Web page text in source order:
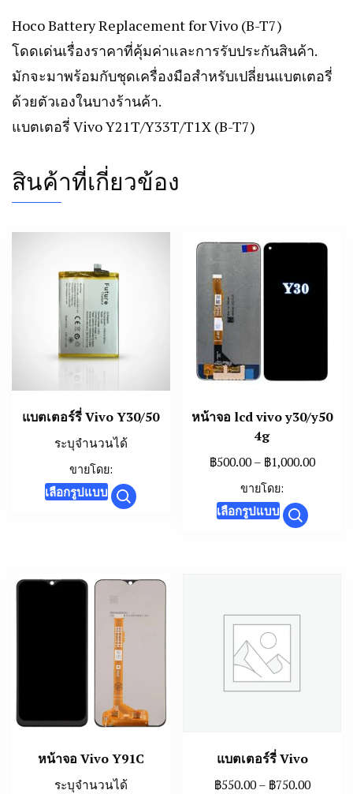
Hoco Battery Replacement for Vivo (B-T7)
โดดเด่นเรื่องราคาที่คุ้มค่าและการรับประกันสินค้า.
มักจะมาพร้อมกับชุดเครื่องมือสำหรับเปลี่ยนแบตเตอรี่
ด้วยตัวเองในบางร้านค้า.
แบตเตอรี่ Vivo Y21T/Y33T/T1X (B-T7)
สินค้าที่เกี่ยวข้อง
แบตเตอร์รี่ Vivo Y30/50
ระบุจำนวนได้
ขายโดย:
เลือกรูปแบบ This
product
options
may
be
chosen
on
the
page
หน้าจอ lcd vivo y30/y50
4g
฿500.00 – ฿1,000.00Price
ขายโดย:
เลือกรูปแบบ This
product
The
may
be
product
page
หน้าจอ Vivo Y91C
ระบุจำนวนได้
แบตเตอร์รี่ Vivo
฿550.00 – ฿750.00Price